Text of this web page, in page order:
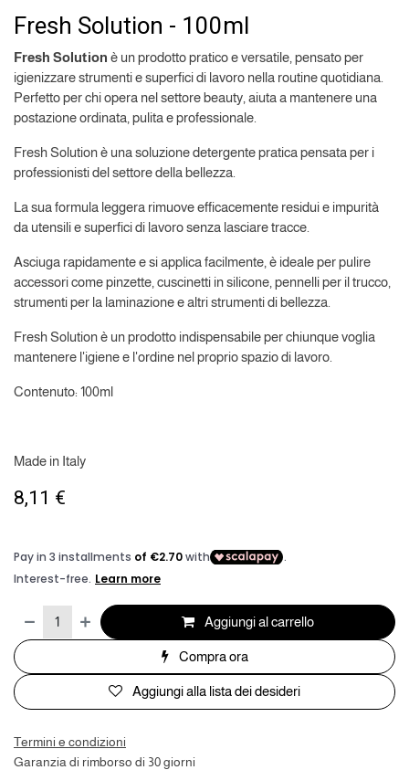
Fresh Solution - 100ml
Fresh Solution è un prodotto pratico e versatile, pensato per
igienizzare strumenti e superfici di lavoro nella routine quotidiana.
Perfetto per chi opera nel settore beauty, aiuta a mantenere una
postazione ordinata, pulita e professionale.
Fresh Solution è una soluzione detergente pratica pensata per i
professionisti del settore della bellezza.
La sua formula leggera rimuove efficacemente residui e impurità
da utensili e superfici di lavoro senza lasciare tracce.
Asciuga rapidamente e si applica facilmente, è ideale per pulire
accessori come pinzette, cuscinetti in silicone, pennelli per il trucco,
strumenti per la laminazione e altri strumenti di bellezza.
Fresh Solution è un prodotto indispensabile per chiunque voglia
mantenere l'igiene e l'ordine nel proprio spazio di lavoro.
Contenuto: 100ml
Made in Italy
8,11 €
Aggiungi al carrello
Compra ora
Aggiungi alla lista dei desideri
Termini e condizioni
Garanzia di rimborso di 30 giorni